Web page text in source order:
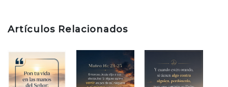
Artículos Relacionados